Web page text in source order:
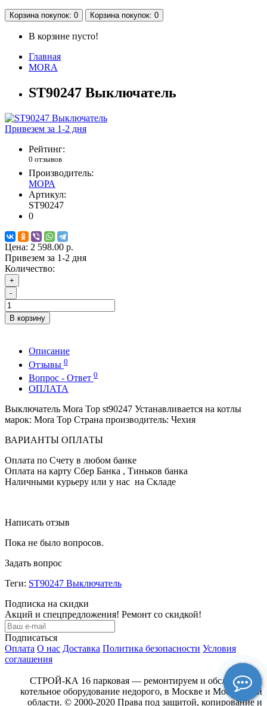
Корзинапокупок: 0 Корзинапокупок: 0
В корзине пусто!
Главная
MORA
ST90247 Выключатель
Привезем за 1-2 дня
Рейтинг:
0 отзывов
Производитель:
МОРА
Артикул:
ST90247
0
Цена: 2 598.00 р.
Привезем за 1-2 дня
Количество:
+
-
В корзину
Описание
Отзывы 0
Вопрос - Ответ 0
ОПЛАТА
Выключатель Mora Top st90247 Устанавливается на котлы
марок: Mora Top Страна производитель: Чехия
ВАРИАНТЫ ОПЛАТЫ
Оплата по Счету в любом банке
Оплата на карту Сбер Банка , Тиньков банка
Наличными курьеру или у нас на Складе
Написать отзыв
Пока не было вопросов.
Задать вопрос
Теги: ST90247 Выключатель
Подписка на скидки
Акций и спецпредложения! Ремонт со скидкой!
Подписаться
Оплата О нас Доставка Политика безопасности Условия
соглашения
СТРОЙ-КА 16 парковая — ремонтируем и обслуживаем
котельное оборудование недорого, в Москве и Московской
области. © 2000-2020 Права под защитой, копирование и